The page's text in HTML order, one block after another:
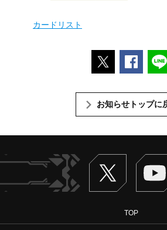
カードリスト
ポストする
お知らせトップに
Twitter
TOP